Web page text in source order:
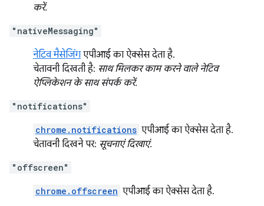
करें.
"nativeMessaging"
नेटिव मैसेजिंगएपीआई का ऐक्सेस देता है.
चेतावनी दिखती है: साथ मिलकर काम करने वाले नेटिव
ऐप्लिकेशन के साथ संपर्क करें.
"notifications"
chrome.notifications एपीआई का ऐक्सेस देता है.
चेतावनी दिखने पर: सूचनाएं दिखाएं.
"offscreen"
chrome.offscreen एपीआई का ऐक्सेस देता है.